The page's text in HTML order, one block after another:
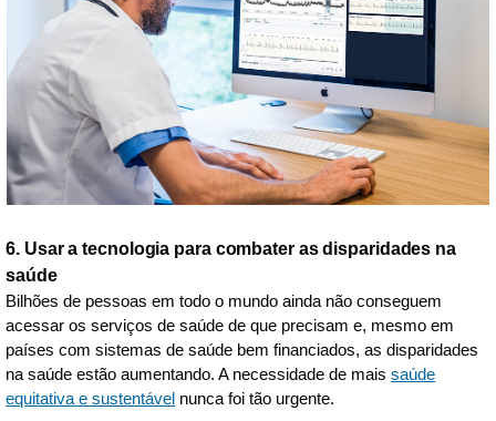
6. Usar a tecnologia para combater as disparidades na
saúde
Bilhões de pessoas em todo o mundo ainda não conseguem
acessar os serviços de saúde de que precisam e, mesmo em
países com sistemas de saúde bem financiados, as disparidades
na saúde estão aumentando. A necessidade de maissaúde
equitativa e sustentável nunca foi tão urgente.